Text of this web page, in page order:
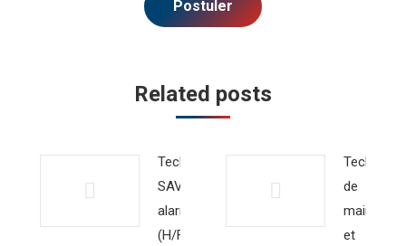
Related posts
Technicien
SAV
alarme
(H/F) –
Technicien
de
et